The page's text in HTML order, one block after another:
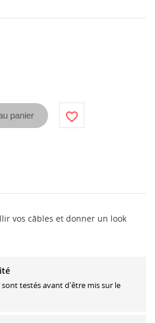
panier favorite_border
vos câbles et donner un look
testés avant d'être mis sur le